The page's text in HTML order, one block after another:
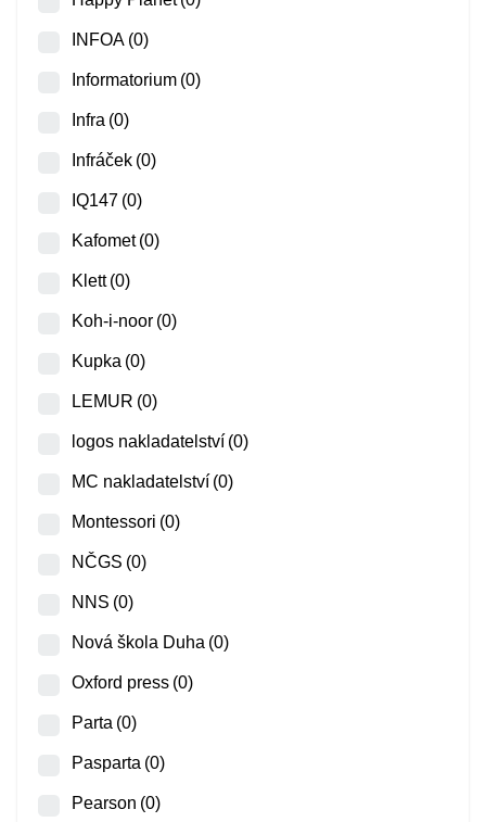
INFOA (0)
Informatorium (0)
Infra (0)
Infráček (0)
IQ147 (0)
Kafomet (0)
Klett (0)
Koh-i-noor (0)
Kupka (0)
LEMUR (0)
logos nakladatelství (0)
MC nakladatelství (0)
Montessori (0)
NČGS (0)
NNS (0)
Nová škola Duha (0)
Oxford press (0)
Parta (0)
Pasparta (0)
Pearson (0)